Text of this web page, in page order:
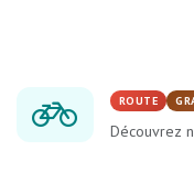
ROUTE
Découvrez